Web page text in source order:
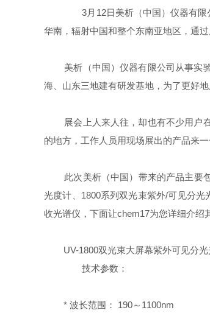
3月12日美析（中国）仪器有限公
华南，辐射中国和整个东南亚地区，通
美析（中国）仪器有限公司从事实验
海、山东三地建有研发基地，为了更好
展会上人来人往，却也有不少用户在
的地方，工作人员用现场展出的产品来
此次美析（中国）带来的产品主要包
光度计、1800系列双光束紫外/可见分
收光谱仪，下面让chem17为您详细介绍
UV-1800双光束大屏幕紫外可见分光
技术参数：
* 波长范围： 190～1100nm